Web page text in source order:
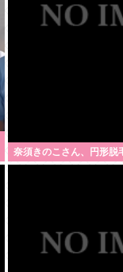
奈須きのこさん、円形